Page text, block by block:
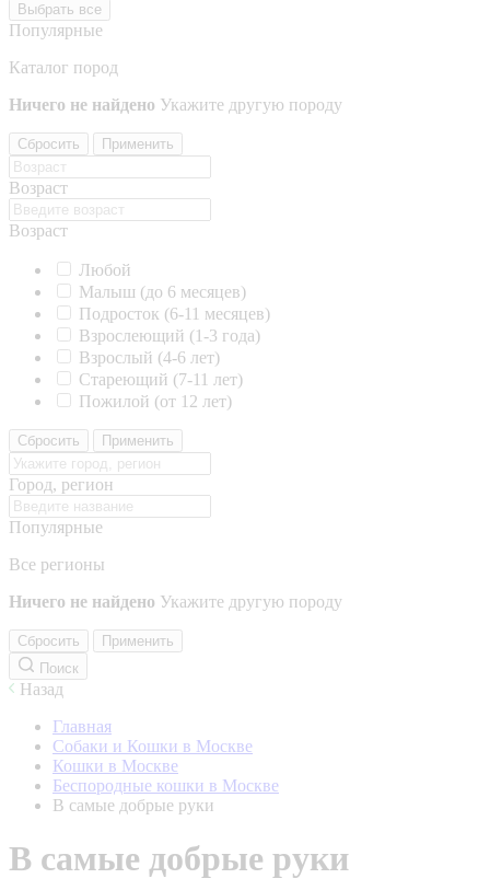
Выбрать все
Популярные
Каталог пород
Ничего не найдено Укажите другую породу
Сбросить Применить
Возраст
Возраст
Любой
Малыш (до 6 месяцев)
Подросток (6-11 месяцев)
Взрослеющий (1-3 года)
Взрослый (4-6 лет)
Стареющий (7-11 лет)
Пожилой (от 12 лет)
Сбросить Применить
Город, регион
Популярные
Все регионы
Ничего не найдено Укажите другую породу
Сбросить
Применить
Поиск
Назад
Главная
Собаки и Кошки в Москве
Кошки в Москве
Беспородные кошки в Москве
В самые добрые руки
В самые добрые руки